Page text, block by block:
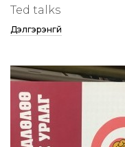
Ted talks
Дэлгэрэнгүй